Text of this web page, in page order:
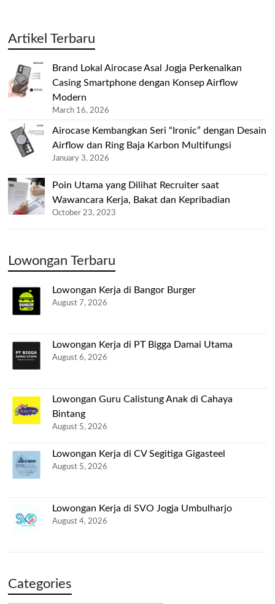
Artikel Terbaru
Brand Lokal Airocase Asal Jogja Perkenalkan
Casing Smartphone dengan Konsep Airflow
Modern
March 16, 2026
Airocase Kembangkan Seri “Ironic” dengan Desain
Airflow dan Ring Baja Karbon Multifungsi
January 3, 2026
Poin Utama yang Dilihat Recruiter saat
Wawancara Kerja, Bakat dan Kepribadian
October 23, 2023
Lowongan Terbaru
Lowongan Kerja di Bangor Burger
August 7, 2026
Lowongan Kerja di PT Bigga Damai Utama
August 6, 2026
Lowongan Guru Calistung Anak di Cahaya
Bintang
August 5, 2026
Lowongan Kerja di CV Segitiga Gigasteel
August 5, 2026
Lowongan Kerja di SVO Jogja Umbulharjo
August 4, 2026
Categories